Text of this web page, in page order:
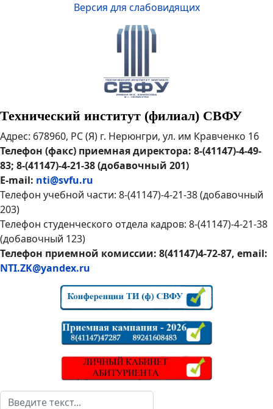
Версия для слабовидящих
Технический институт (филиал) СВФУ
Адрес: 678960, РС (Я) г. Нерюнгри, ул. им Кравченко 16
Телефон (факс) приемная директора: 8-(41147)-4-49-
83; 8-(41147)-4-21-38 (добавочный 201)
E-mail: nti@svfu.ru
Телефон учебной части: 8-(41147)-4-21-38 (добавочный
203)
Телефон студенческого отдела кадров: 8-(41147)-4-21-38
(добавочный 123)
Телефон приемной комиссии: 8(41147)4-72-87, email:
NTI.ZK@yandex.ru
Поиск